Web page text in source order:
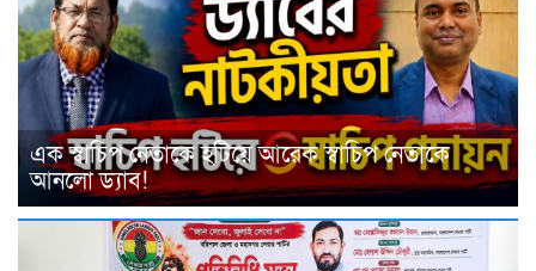
এক স্বাচিপ নেতাকে হটিয়ে আরেক স্বাচিপ নেতাকে
আনলো ড্যাব!